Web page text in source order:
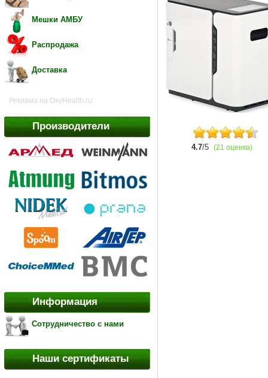
Мешки АМБУ
Распродажа
Доставка
Реклама на OxyHealth.ru:
Производители
Информация
Сотрудничество с нами
Наши сертификаты
4.7/5 (21 оценка)